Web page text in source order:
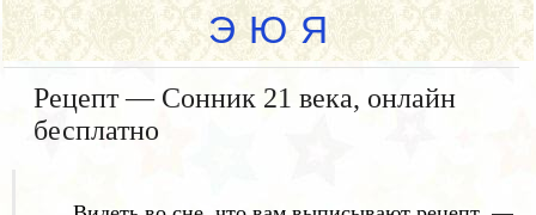
Э Ю Я
Рецепт — Сонник 21 века, онлайн
бесплатно